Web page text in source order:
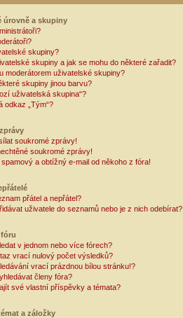
úrovně a skupiny
skupiny?
skupiny a jak se mohu do některé zařadit?
moderátorem uživatelské skupiny?
skupiny jinou barvu?
uživatelská skupina“?
odkaz „Tým“?
soukromé zprávy!
soukromé zprávy!
spamový a obtížný e-mail od někoho z fóra!
přátel a nepřátel?
uživatele do seznamů nebo je z nich odebírat?
v jednom nebo více fórech?
vrací nulový počet výsledků?
vrací prázdnou bílou stránku!?
členy fóra?
své vlastní příspěvky a témata?
a záložky